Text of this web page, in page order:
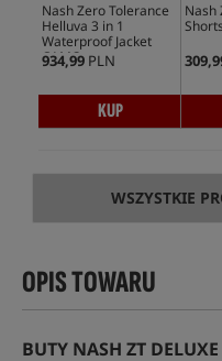
Nash Zero Tolerance
Helluva 3 in 1
Waterproof Jacket
CAMO
934,99 PLN
KUP
Nash
WSZYSTKIE
OPIS TOWARU
BUTY NASH ZT